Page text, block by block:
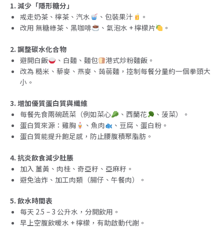
1. 減少「隱形糖分」
戒走奶茶、檸茶、汽水
、包裝果汁
。
改用 無糖綠茶、黑咖啡
、氣泡水 + 檸檬片 。
2. 調整碳水化合物
避開白飯
、白麵、麵包
港式炒粉麵飯。
改為 糙米、藜麥、燕麥、蒟蒻麵，控制每餐分量約一個拳頭大
小。
3. 增加優質蛋白質與纖維
每餐先食兩碗蔬菜（例如菜心
、西蘭花
、菠菜）。
蛋白質來源：雞胸
、魚肉
、豆腐、蛋白粉。
蛋白質能提升飽足感，防止腰腹積聚脂肪。
4. 抗炎飲食減少肚脹
加入 薑黃、肉桂、奇亞籽、亞麻籽。
避免油炸、加工肉類（腸仔、午餐肉）。
5. 飲水時間表
每天 2.5 – 3 公升水，分開飲用。
早上空腹飲暖水 + 檸檬，有助啟動代謝。